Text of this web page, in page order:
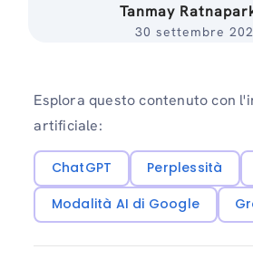
Tanmay
30 settembre
Esplora questo contenuto con
artificiale:
ChatGPT Perplessità
Modalità AI di Google